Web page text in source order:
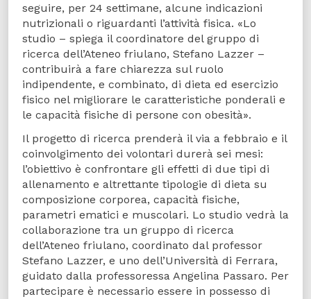
seguire, per 24 settimane, alcune indicazioni
nutrizionali o riguardanti l’attività fisica. «Lo
studio – spiega il coordinatore del gruppo di
ricerca dell’Ateneo friulano, Stefano Lazzer –
contribuirà a fare chiarezza sul ruolo
indipendente, e combinato, di dieta ed esercizio
fisico nel migliorare le caratteristiche ponderali e
le capacità fisiche di persone con obesità».
Il progetto di ricerca prenderà il via a febbraio e il
coinvolgimento dei volontari durerà sei mesi:
l’obiettivo è confrontare gli effetti di due tipi di
allenamento e altrettante tipologie di dieta su
composizione corporea, capacità fisiche,
parametri ematici e muscolari. Lo studio vedrà la
collaborazione tra un gruppo di ricerca
dell’Ateneo friulano, coordinato dal professor
Stefano Lazzer, e uno dell’Università di Ferrara,
guidato dalla professoressa Angelina Passaro. Per
partecipare è necessario essere in possesso di